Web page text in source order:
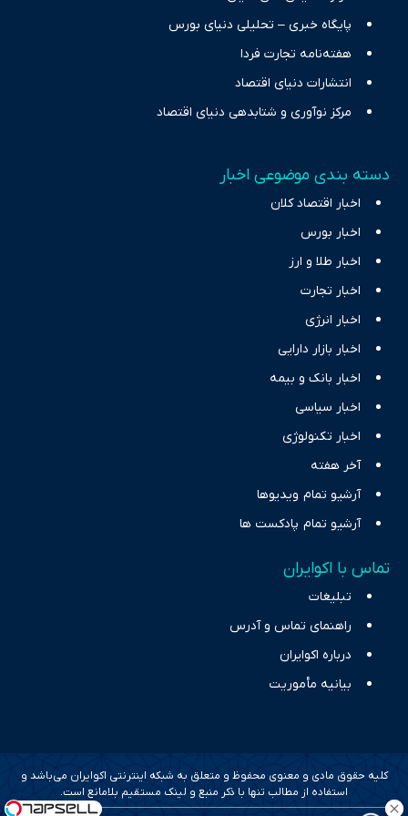
پایگاه خبری – تحلیلی دنیای بورس
هفته‌نامه تجارت فردا
انتشارات دنیای اقتصاد
مرکز نوآوری و شتابدهی دنیای اقتصاد
دسته بندی موضوعی اخبار
اخبار اقتصاد کلان
اخبار بورس
اخبار طلا و ارز
اخبار تجارت
اخبار انرژی
اخبار بازار دارایی
اخبار بانک و بیمه
اخبار سیاسی
اخبار تکنولوژی
آخر هفته
آرشیو تمام ویدیوها
آرشیو تمام پادکست ها
تماس با اکوایران
تبلیغات
راهنمای تماس و آدرس
درباره اکوایران
بیانیه مأموریت
کلیه حقوق مادی و معنوی محفوظ و متعلق به شبکه اینترنتی اکوایران می‌باشد و
استفاده از مطالب تنها با ذکر منبع و لینک مستقیم بلامانع است.